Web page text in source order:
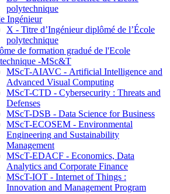
polytechnique
Ingénieur
X - Titre d’Ingénieur diplômé de l’École
polytechnique
de formation gradué de l'Ecole
-MSc&T
MScT-AIAVC - Artificial Intelligence and
Advanced Visual Computing
MScT-CTD - Cybersecurity : Threats and
Defenses
MScT-DSB - Data Science for Business
MScT-ECOSEM - Environmental
Engineering and Sustainability
Management
MScT-EDACF - Economics, Data
Analytics and Corporate Finance
MScT-IOT - Internet of Things :
Innovation and Management Program